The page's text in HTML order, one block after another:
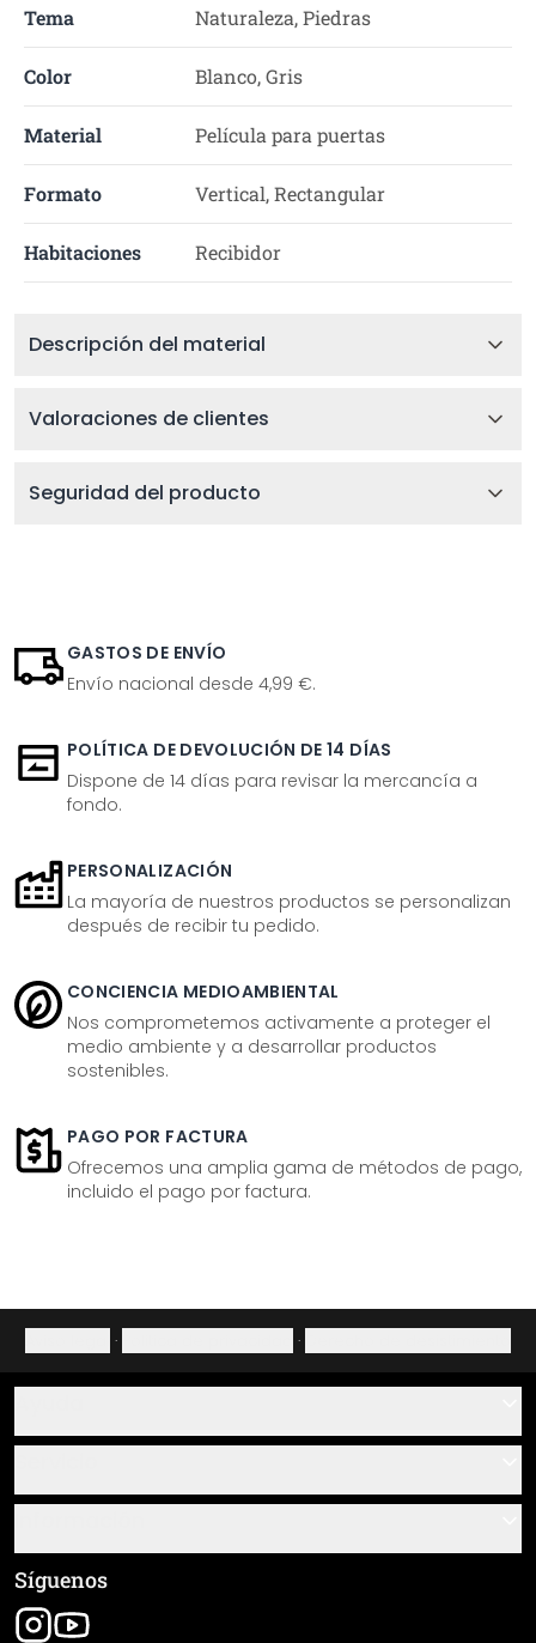
Tema Naturaleza, Piedras
Color Blanco, Gris
Material Película para puertas
Formato Vertical, Rectangular
Habitaciones Recibidor
Descripción del material
Valoraciones de clientes
Seguridad del producto
GASTOS DE ENVÍO
Envío nacional desde 4,99 €.
POLÍTICA DE DEVOLUCIÓN DE 14 DÍAS
Dispone de 14 días para revisar la mercancía a
fondo.
PERSONALIZACIÓN
La mayoría de nuestros productos se personalizan
después de recibir tu pedido.
CONCIENCIA MEDIOAMBIENTAL
Nos comprometemos activamente a proteger el
medio ambiente y a desarrollar productos
sostenibles.
PAGO POR FACTURA
Ofrecemos una amplia gama de métodos de pago,
incluido el pago por factura.
· ·
Sobre nosotros
Resumen de materiales
Seguimiento de envío
Términos y condiciones generales (CGC)
Aviso legal
Síguenos